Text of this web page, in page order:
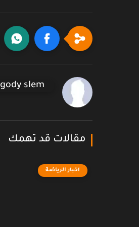
gody slem
مقالات قد تهمك
اخبار الرياضة